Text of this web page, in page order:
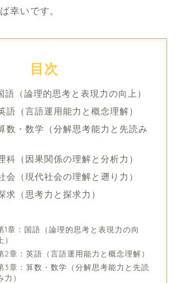
幸いです。
目次
語（論理的思考と表現力の向上）
語（言語運用能力と概念理解）
数・数学（分解思考能力と先読み
科（因果関係の理解と分析力）
会（現代社会の理解と遡り力）
求（思考力と探求力）
1章：国語（論理的思考と表現力の向
上）
2章：英語（言語運用能力と概念理解）
3章：算数・数学（分解思考能力と先読
力）